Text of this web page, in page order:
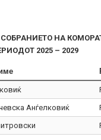
НА
2025 – 2029
Анѓелковиќ